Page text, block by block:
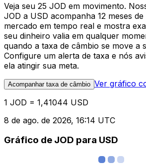
Veja seu 25 JOD em movimento.
JOD a USD acompanha 12 meses de
mercado em tempo real e mostra
seu dinheiro valia em qualquer
quando a taxa de câmbio se move a
Configure um alerta de taxa e nós
ela atingir sua meta.
Acompanhar taxa de câmbio Ver gráfico
1 JOD = 1,41044 USD
8 de ago. de 2026, 16:14 UTC
Gráfico de JOD para USD